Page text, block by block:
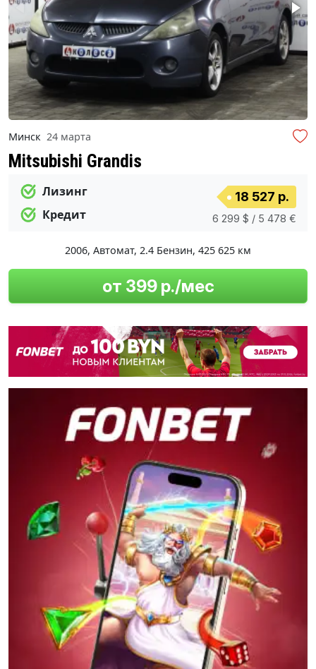
Минск 24 марта
Mitsubishi Grandis
Лизинг
Кредит
18 527 р.
6 299 $ / 5 478 €
2006, Автомат, 2.4 Бензин, 425 625 км
от 399 р./мес